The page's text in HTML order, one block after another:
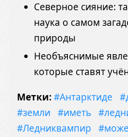
Северное сияние:
наука о самом
природы
Необъяснимые
которые ставят
Метки:#Антарктиде
#земли
#иметь
#Ледниквампир